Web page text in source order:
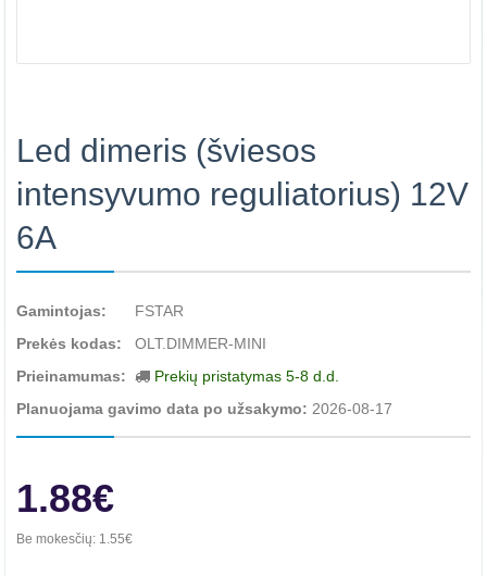
Led dimeris (šviesos
intensyvumo reguliatorius) 12V
6A
Gamintojas:
FSTAR
Prekės kodas:
OLT.DIMMER-MINI
Prieinamumas:
Prekių pristatymas 5-8 d.d.
Planuojama gavimo data po užsakymo: 2026-08-17
1.88€
Be mokesčių: 1.55€